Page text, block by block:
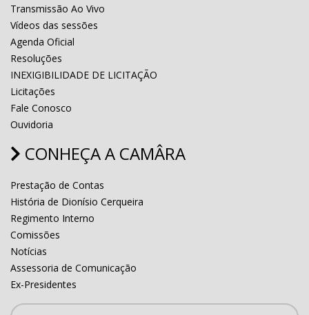
Transmissão Ao Vivo
Vídeos das sessões
Agenda Oficial
Resoluções
INEXIGIBILIDADE DE LICITAÇÃO
Licitações
Fale Conosco
Ouvidoria
CONHEÇA A CAMÂRA
Prestação de Contas
História de Dionísio Cerqueira
Regimento Interno
Comissões
Notícias
Assessoria de Comunicação
Ex-Presidentes